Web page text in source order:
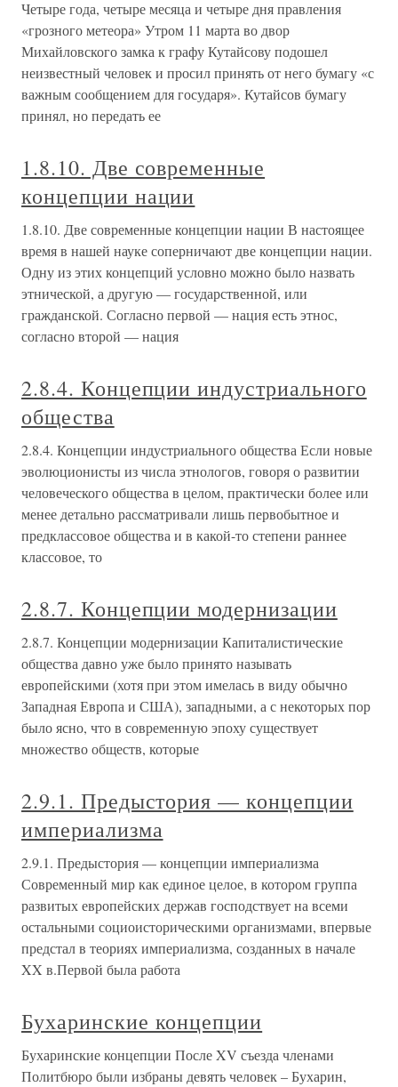
Четыре года, четыре месяца и четыре дня правления
«грозного метеора» Утром 11 марта во двор
Михайловского замка к графу Кутайсову подошел
неизвестный человек и просил принять от него бумагу «с
важным сообщением для государя». Кутайсов бумагу
принял, но передать ее
1.8.10. Две современные
концепции нации
1.8.10. Две современные концепции нации В настоящее
время в нашей науке соперничают две концепции нации.
Одну из этих концепций условно можно было назвать
этнической, а другую — государственной, или
гражданской. Согласно первой — нация есть этнос,
согласно второй — нация
2.8.4. Концепции индустриального
общества
2.8.4. Концепции индустриального общества Если новые
эволюционисты из числа этнологов, говоря о развитии
человеческого общества в целом, практически более или
менее детально рассматривали лишь первобытное и
предклассовое общества и в какой-то степени раннее
классовое, то
2.8.7. Концепции модернизации
2.8.7. Концепции модернизации Капиталистические
общества давно уже было принято называть
европейскими (хотя при этом имелась в виду обычно
Западная Европа и США), западными, а с некоторых пор
было ясно, что в современную эпоху существует
множество обществ, которые
2.9.1. Предыстория — концепции
империализма
2.9.1. Предыстория — концепции империализма
Современный мир как единое целое, в котором группа
развитых европейских держав господствует на всеми
остальными социоисторическими организмами, впервые
предстал в теориях империализма, созданных в начале
XX в.Первой была работа
Бухаринские концепции
Бухаринские концепции После XV съезда членами
Политбюро были избраны девять человек – Бухарин,